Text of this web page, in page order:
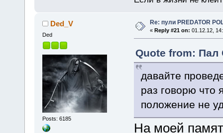
Ded_V
Ded
Posts: 6185
Re: пули PREDATOR
« Reply #21 on: 01.12.12,
Quote from: Пал
давайте
раз говорю что
положение не
На моей